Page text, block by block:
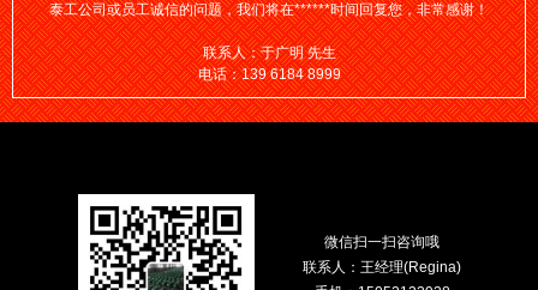
泰工公司或员工诚信的问题，我们将在******时间回复您，非常感谢！
联系人：于广明 先生
电话：139 6184 8999
微信扫一扫咨询哦
联系人：王经理(Regina)